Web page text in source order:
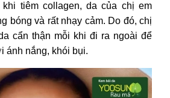
tiêm collagen, da của chị em
bóng và rất nhạy cảm. Do đó, chị
cẩn thận mỗi khi đi ra ngoài để
ánh nắng, khói bụi.